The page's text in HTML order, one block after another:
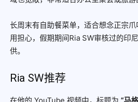
长周末有自助餐菜单，适合想念正宗
用担心，假期期间Ria SW审核过的印
供。
Ria SW推荐